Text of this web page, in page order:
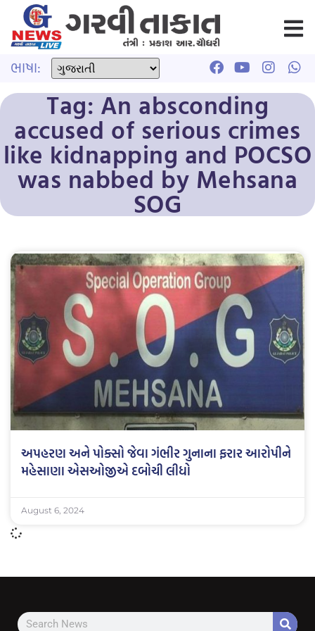
ભાષા:
Tag: An absconding
accused of serious crimes
like kidnapping and POCSO
was nabbed by Mehsana
SOG
અપહરણ અને પોક્સો જેવા ગંભીર ગુનાના ફરાર આરોપીને
મહેસાણા એસઓજીએ દબોચી લીધો
August 6, 2024